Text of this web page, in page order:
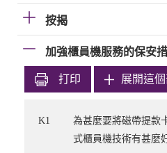
按揭
加強櫃員機服務的保安
打印 展開這
K1
為甚麼要將磁帶提款
式櫃員機技術有甚麼